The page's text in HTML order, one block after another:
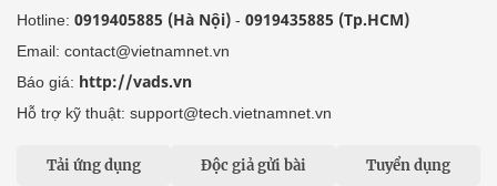
Hotline: 0919405885 (Hà Nội) - 0919435885 (Tp.HCM)
Email: contact@vietnamnet.vn
Báo giá: http://vads.vn
Hỗ trợ kỹ thuật: support@tech.vietnamnet.vn
Tải ứng dụng Độc giả gửi bài Tuyển dụng